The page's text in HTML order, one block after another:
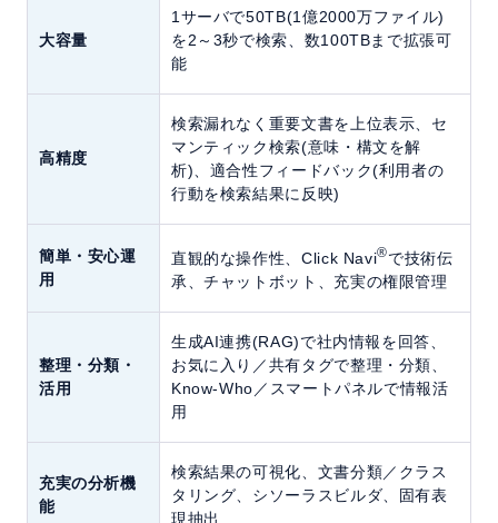
大容量
1サーバで50TB(1億2000万ファイル)
を2～3秒で検索、数100TBまで拡張可
能
高精度
検索漏れなく重要文書を上位表示、セ
マンティック検索(意味・構文を解
析)、適合性フィードバック(利用者の
行動を検索結果に反映)
簡単・安心運
用
直観的な操作性、Click Navi®で技術伝
承、チャットボット、充実の権限管理
整理・分類・
活用
生成AI連携(RAG)で社内情報を回答、
お気に入り／共有タグで整理・分類、
Know-Who／スマートパネルで情報活
用
充実の分析機
能
検索結果の可視化、文書分類／クラス
タリング、シソーラスビルダ、固有表
現抽出